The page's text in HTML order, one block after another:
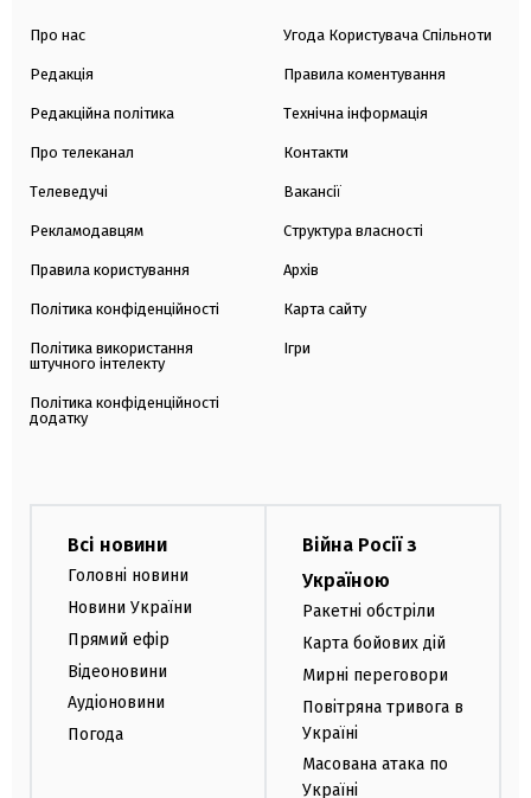
Про нас
Редакція
Редакційна політика
Про телеканал
Телеведучі
Рекламодавцям
Правила користування
Політика конфіденційності
Політика використання
штучного інтелекту
Політика конфіденційності
додатку
Угода Користувача Спільноти
Правила коментування
Технічна інформація
Контакти
Вакансії
Структура власності
Архів
Карта сайту
Ігри
Всі новини
Головні новини
Новини України
Прямий ефір
Відеоновини
Аудіоновини
Погода
Війна Росії з
Україною
Ракетні обстріли
Карта бойових дій
Мирні переговори
Повітряна тривога в
Україні
Масована атака по
Україні